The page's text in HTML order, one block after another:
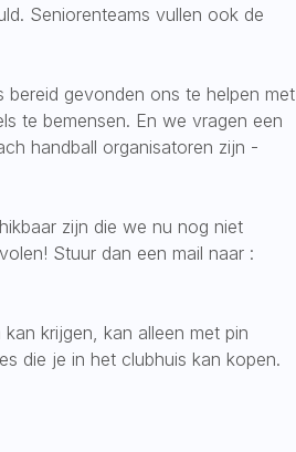
Seniorenteams vullen ook de
gevonden ons te helpen met
te bemensen. En we vragen een
handball organisatoren zijn -
zijn die we nu nog niet
Stuur dan een mail naar :
krijgen, kan alleen met pin
die je in het clubhuis kan kopen.